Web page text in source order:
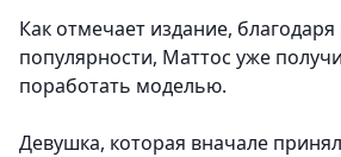
Как отмечает издание,
популярности, Маттос уже
поработать моделью.
Девушка, которая вначале